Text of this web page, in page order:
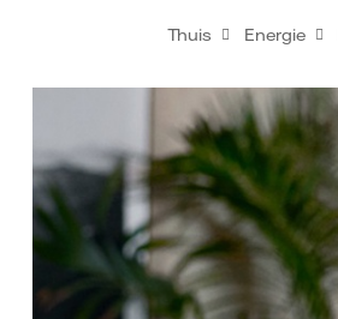
Thuis Energie